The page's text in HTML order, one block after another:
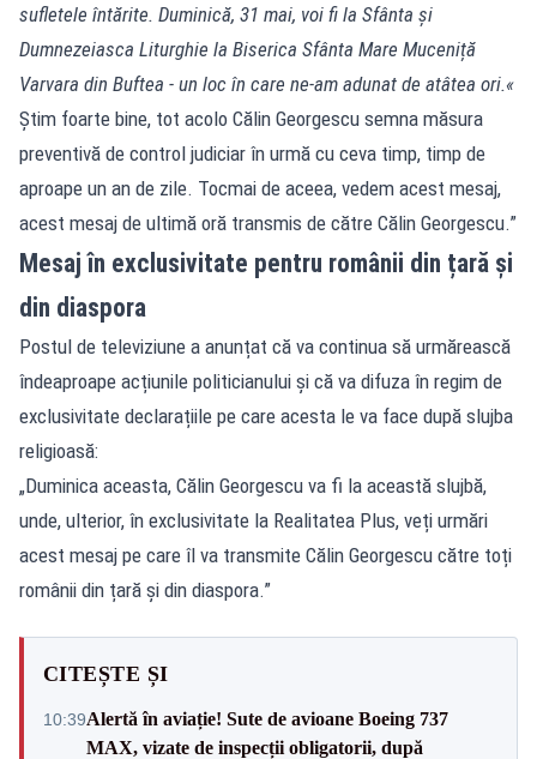
sufletele întărite. Duminică, 31 mai, voi fi la Sfânta și
Dumnezeiasca Liturghie la Biserica Sfânta Mare Muceniță
Varvara din Buftea - un loc în care ne-am adunat de atâtea ori.«
Știm foarte bine, tot acolo Călin Georgescu semna măsura
preventivă de control judiciar în urmă cu ceva timp, timp de
aproape un an de zile. Tocmai de aceea, vedem acest mesaj,
acest mesaj de ultimă oră transmis de către Călin Georgescu.”
Mesaj în exclusivitate pentru românii din țară și
din diaspora
Postul de televiziune a anunțat că va continua să urmărească
îndeaproape acțiunile politicianului și că va difuza în regim de
exclusivitate declarațiile pe care acesta le va face după slujba
religioasă:
„Duminica aceasta, Călin Georgescu va fi la această slujbă,
unde, ulterior, în exclusivitate la Realitatea Plus, veți urmări
acest mesaj pe care îl va transmite Călin Georgescu către toți
românii din țară și din diaspora.”
CITEȘTE ȘI
10:39Alertă în aviație! Sute de avioane Boeing 737
MAX, vizate de inspecții obligatorii, după